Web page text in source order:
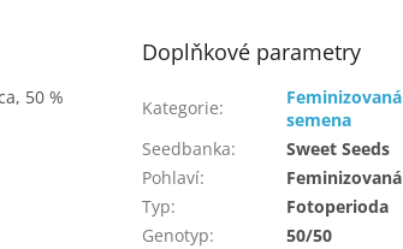
50 %
Doplňkové parametry
Kategorie:
Feminizovaná
semena
Seedbanka:
Sweet Seeds
Pohlaví:
Feminizovaná
Typ:
Fotoperioda
Genotyp:
50/50